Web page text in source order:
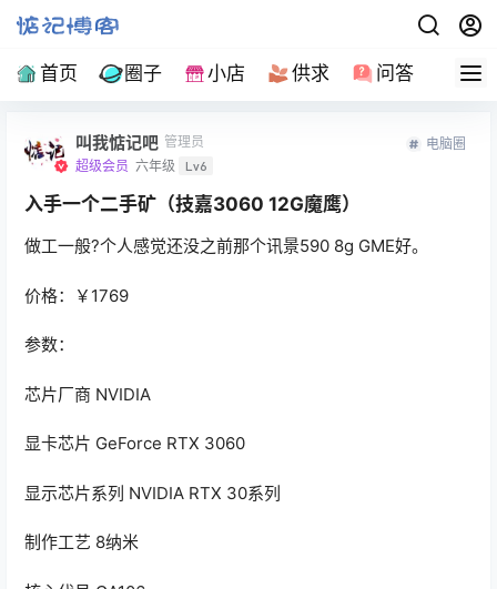
首页 圈子 小店 供求 问答 导航
叫我惦记吧 管理员
超级会员 六年级 Lv6
电脑圈
入手一个二手矿（技嘉3060 12G魔鹰）
做工一般?个人感觉还没之前那个讯景590 8g GME好。
价格：￥1769
参数：
芯片厂商 NVIDIA
显卡芯片 GeForce RTX 3060
显示芯片系列 NVIDIA RTX 30系列
制作工艺 8纳米